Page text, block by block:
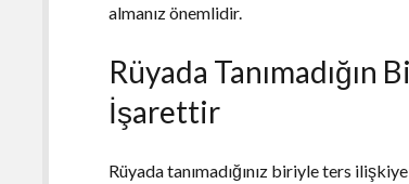
almanız önemlidir.
Rüyada
İşarettir
Rüyada tanımadığınız biriyle ters